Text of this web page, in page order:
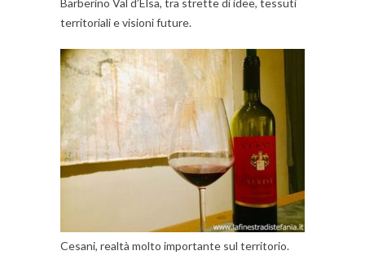
Barberino Val d’Elsa, tra strette di idee, tessuti
territoriali e visioni future.
Cesani, realtà molto importante sul territorio.